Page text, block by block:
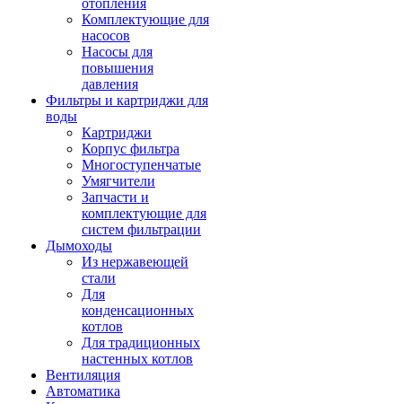
отопления
Комплектующие для
насосов
Насосы для
повышения
давления
Фильтры и картриджи для
воды
Картриджи
Корпус фильтра
Многоступенчатые
Умягчители
Запчасти и
комплектующие для
систем фильтрации
Дымоходы
Из нержавеющей
стали
Для
конденсационных
котлов
Для традиционных
настенных котлов
Вентиляция
Автоматика